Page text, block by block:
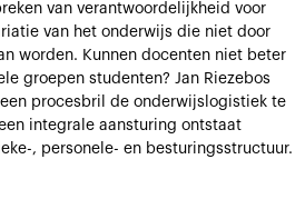
van verantwoordelijkheid voor
van het onderwijs die niet door
worden. Kunnen docenten niet beter
groepen studenten? Jan Riezebos
procesbril de onderwijslogistiek te
integrale aansturing ontstaat
, personele- en besturingsstructuur.